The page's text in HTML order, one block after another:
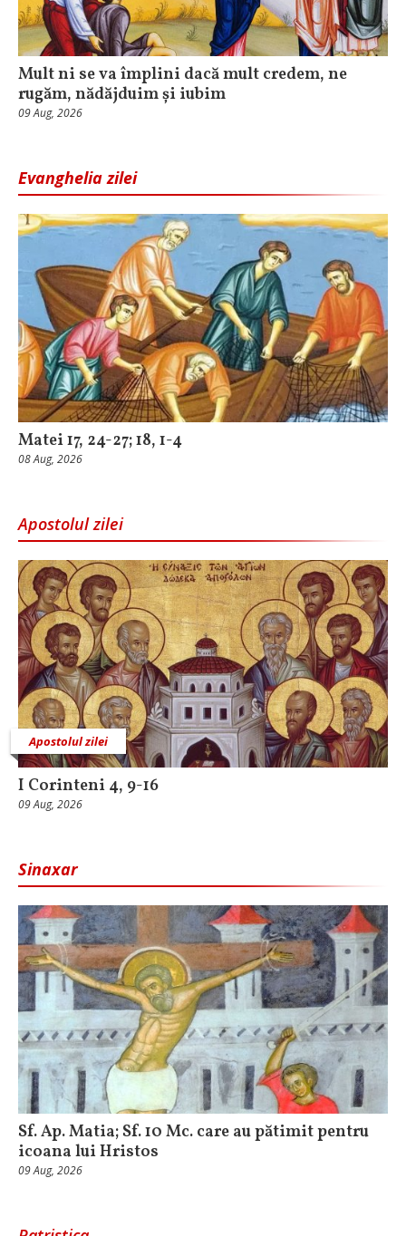
Mult ni se va împlini dacă mult credem, ne
rugăm, nădăjduim și iubim
09 Aug, 2026
Evanghelia zilei
Matei 17, 24-27; 18, 1-4
08 Aug, 2026
Apostolul zilei
Apostolul zilei
I Corinteni 4, 9-16
09 Aug, 2026
Sinaxar
Sf. Ap. Matia; Sf. 10 Mc. care au pătimit pentru
icoana lui Hristos
09 Aug, 2026